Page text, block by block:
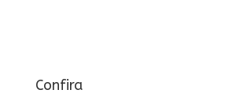
Confira